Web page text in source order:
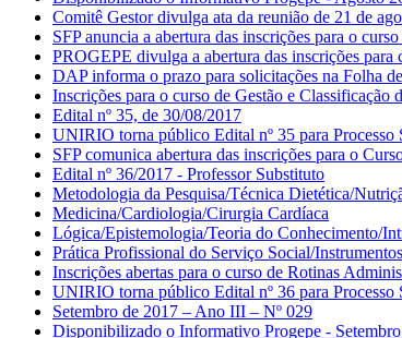
Comitê Gestor divulga ata da reunião de 21 de
SFP anuncia a abertura das inscrições para o
PROGEPE divulga a abertura das inscrições
DAP informa o prazo para solicitações na Folha
Inscrições para o curso de Gestão e Classificação
Edital nº 35, de 30/08/2017
UNIRIO torna público Edital nº 35 para Processo
SFP comunica abertura das inscrições para o
Edital nº 36/2017 - Professor Substituto
Metodologia da Pesquisa/Técnica Dietética/
Medicina/Cardiologia/Cirurgia Cardíaca
Lógica/Epistemologia/Teoria do Conhecimento/
Prática Profissional do Serviço Social/
Inscrições abertas para o curso de Rotinas
UNIRIO torna público Edital nº 36 para Processo
Setembro de 2017 – Ano III – Nº 029
Disponibilizado o Informativo Progepe -